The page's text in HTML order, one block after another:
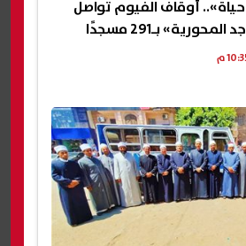
أوقاف الفيوم تواصل
بـ291 مسجدًا